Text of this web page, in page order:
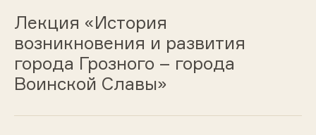
Лекция «История
возникновения и развития
города Грозного – города
Воинской Славы»